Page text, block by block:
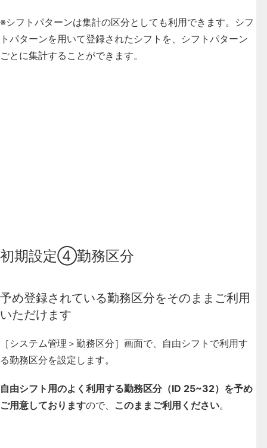
※シフトパターンは集計の区分としても利用できます。シフ
トパターンを用いて登録されたシフトを、シフトパターン
ごとに集計することができます。
初期設定④勤務区分
予め登録されている勤務区分をそのままご利用
いただけます
［システム管理＞勤務区分］画面で、自由シフトで利用す
る勤務区分を設定します。
自由シフト用のよく利用する勤務区分（ID 25~32）を予め
ご用意しておりますので、 このままご利用ください。